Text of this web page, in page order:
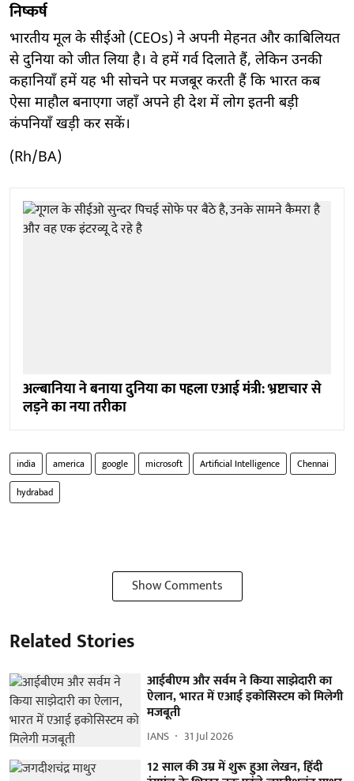
निष्कर्ष
भारतीय मूल के सीईओ (CEOs) ने अपनी मेहनत और काबिलियत
से दुनिया को जीत लिया है। वे हमें गर्व दिलाते हैं, लेकिन उनकी
कहानियाँ हमें यह भी सोचने पर मजबूर करती हैं कि भारत कब
ऐसा माहौल बनाएगा जहाँ अपने ही देश में लोग इतनी बड़ी
कंपनियाँ खड़ी कर सकें।
(Rh/BA)
अल्बानिया ने बनाया दुनिया का पहला एआई मंत्री: भ्रष्टाचार से
लड़ने का नया तरीका
india america google microsoft Artificial Intelligence
Chennai
hydrabad
Show Comments
Related Stories
आईबीएम और सर्वम ने किया साझेदारी का
ऐलान, भारत में एआई इकोसिस्टम को मिलेगी
मजबूती
IANS 31 Jul 2026
12 साल की उम्र में शुरू हुआ लेखन, हिंदी